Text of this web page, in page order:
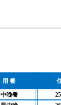
用 餐
中晚餐